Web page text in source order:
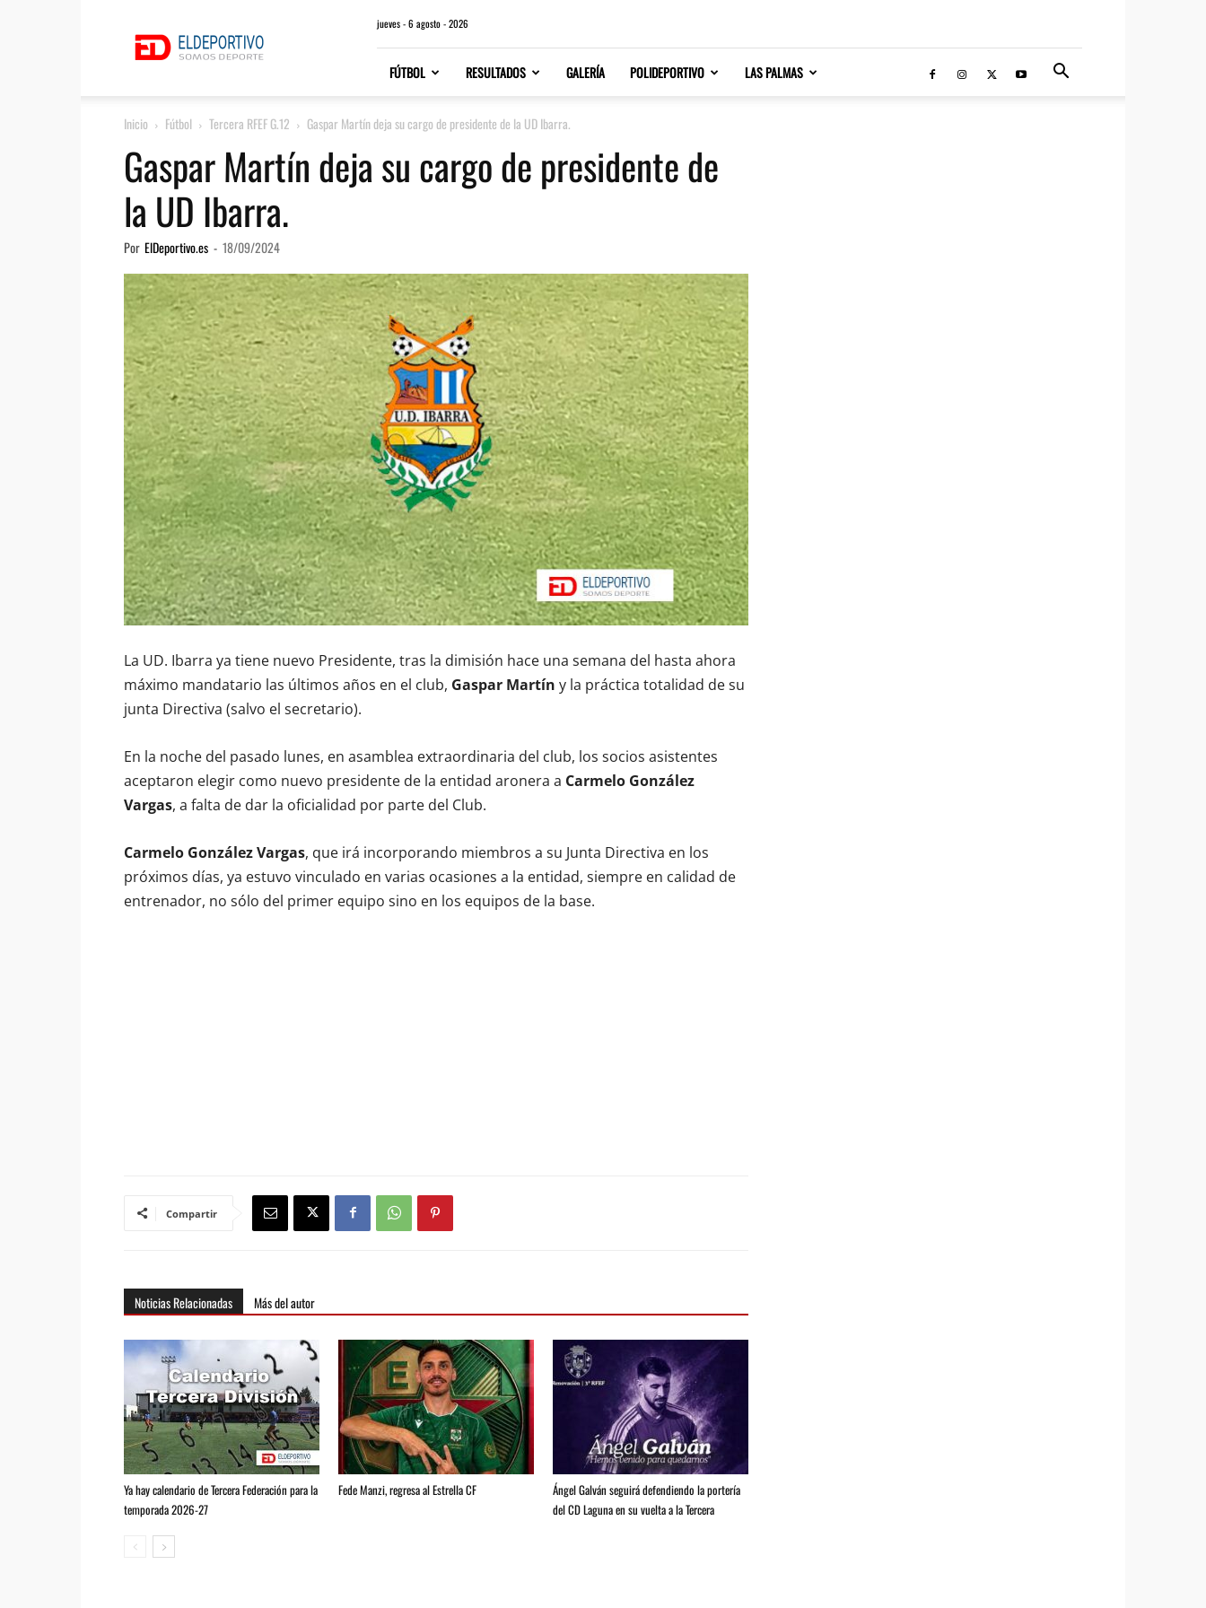
jueves - 6 agosto - 2026
FÚTBOL RESULTADOS GALERÍA POLIDEPORTIVO LAS PALMAS
Inicio Fútbol Tercera RFEF G.12 Gaspar Martín deja su cargo de presidente de la UD Ibarra.
Gaspar Martín deja su cargo de presidente de
la UD Ibarra.
Por ElDeportivo.es - 18/09/2024
La UD. Ibarra ya tiene nuevo Presidente, tras la dimisión hace una semana del hasta ahora
máximo mandatario las últimos años en el club, Gaspar Martín y la práctica totalidad de su
junta Directiva (salvo el secretario).
En la noche del pasado lunes, en asamblea extraordinaria del club, los socios asistentes
aceptaron elegir como nuevo presidente de la entidad aronera a Carmelo González
Vargas, a falta de dar la oficialidad por parte del Club.
Carmelo González Vargas, que irá incorporando miembros a su Junta Directiva en los
próximos días, ya estuvo vinculado en varias ocasiones a la entidad, siempre en calidad de
entrenador, no sólo del primer equipo sino en los equipos de la base.
Compartir
Noticias Relacionadas Más del autor
Ya hay calendario de Tercera Federación para la
temporada 2026-27
Fede Manzi, regresa al Estrella CF
Ángel Galván seguirá defendiendo la portería
del CD Laguna en su vuelta a la Tercera